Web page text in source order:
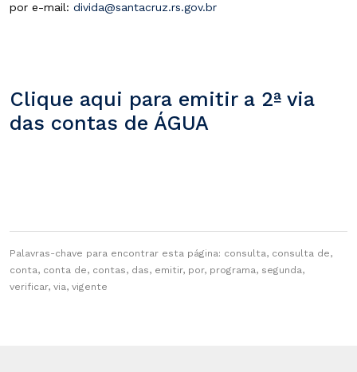
por e-mail: divida@santacruz.rs.gov.br
Clique aqui para emitir a 2ª via
das contas de ÁGUA
Palavras-chave para encontrar esta página: consulta, consulta de,
conta, conta de, contas, das, emitir, por, programa, segunda,
verificar, via, vigente